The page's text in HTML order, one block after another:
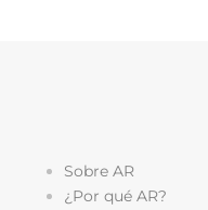
Sobre AR
¿Por qué AR?